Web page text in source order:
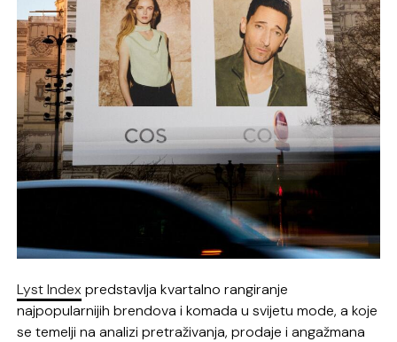
Lyst Index predstavlja kvartalno rangiranje
najpopularnijih brendova i komada u svijetu mode, a koje
se temelji na analizi pretraživanja, prodaje i angažmana